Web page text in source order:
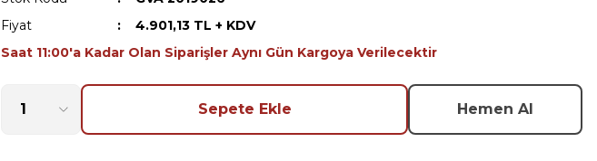
Fiyat
4.901,13 TL + KDV
Saat 11:00'a Kadar Olan Siparişler Aynı Gün Kargoya Verilecektir
Sepete Ekle Hemen Al